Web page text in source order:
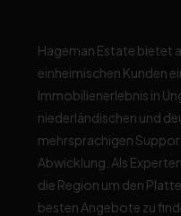
Hageman Estate bietet
einheimischen Kunden
Immobilienerlebnis in
niederländischen und
mehrsprachigen
Abwicklung. Als
die Region um den
besten Angebote zu